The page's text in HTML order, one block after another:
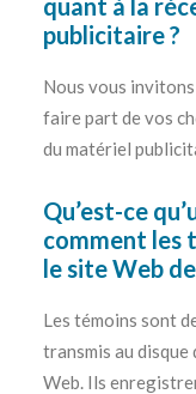
quant à la
publicitaire ?
Nous vous
faire part de vos
du matériel
Qu’est-ce
comment les
le site Web
Les témoins sont
transmis au
Web. Ils